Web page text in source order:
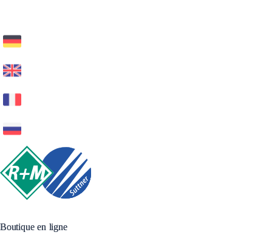
Boutique en ligne
Boutique en ligne